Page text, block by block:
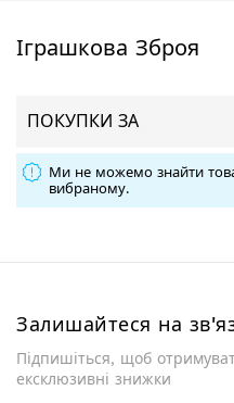
Іграшкова Зброя
ПОКУПКИ ЗА
Ми не можемо знайти
вибраному.
Залишайтеся на
Підпишіться, щоб
ексклюзивні знижки